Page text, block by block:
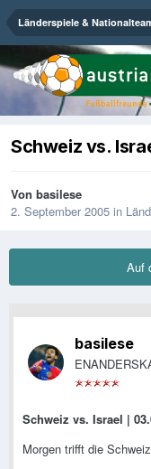
Länderspiele &
Schweiz vs.
Von basilese
2. September 2005 in
Auf
basilese
Schweiz vs. Israel |
Morgen trifft die